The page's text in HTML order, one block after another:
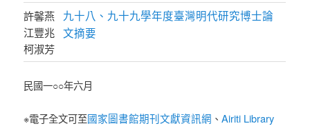
許馨燕
江豐兆
柯淑芳
九十八、九十九學年度臺灣明代研究博士論
文摘要
民國一○○年六月
※電子全文可至國家圖書館期刊文獻資訊網 、Airiti Library